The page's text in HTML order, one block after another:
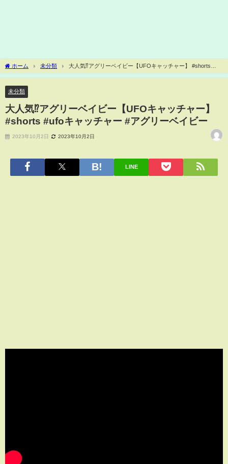
ホーム 未分類
大人気⁉アグリーベイビー【UFOキャッチャー】 #shorts
#ufoキャッチャー #アグリーベイビー
未分類
大人気⁉アグリーベイビー【UFOキャッチャー】
#shorts #ufoキャッチャー #アグリーベイビー
2023年10月2日 2023年10月2日
LINE